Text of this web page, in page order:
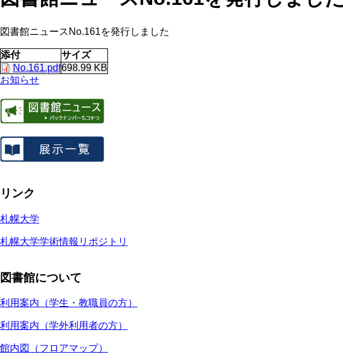
図書館ニュースNo.161を発行しました
添付
サイズ
No.161.pdf698.99 KB
お知らせ
リンク
札幌大学
札幌大学学術情報リポジトリ
図書館について
利用案内（学生・教職員の方）
利用案内（学外利用者の方）
館内図（フロアマップ）